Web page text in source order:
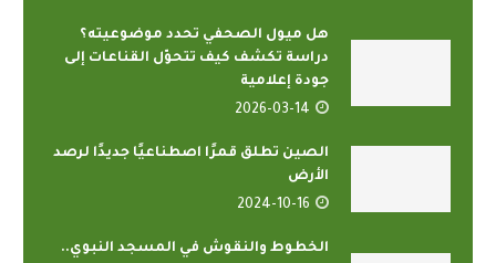
هل ميول الصحفي تحدد موضوعيته؟
دراسة تكشف كيف تتحوّل القناعات إلى
جودة إعلامية
2026-03-14
الصين تطلق قمرًا اصطناعيًا جديدًا لرصد
الأرض
2024-10-16
الخطوط والنقوش في المسجد النبوي..